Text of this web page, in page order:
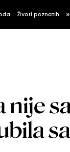
Životi poznatih
nije